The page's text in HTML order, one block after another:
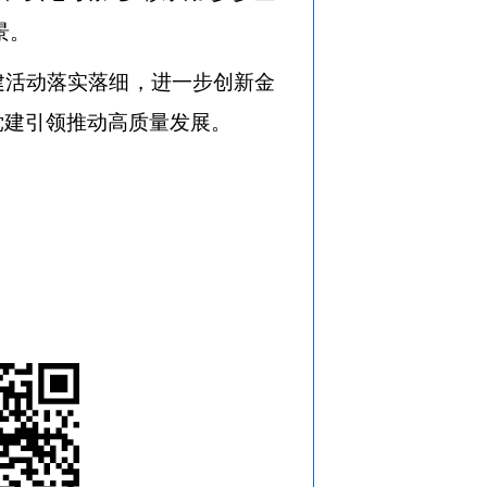
动落实落细，进一步创新金
引领推动高质量发展。